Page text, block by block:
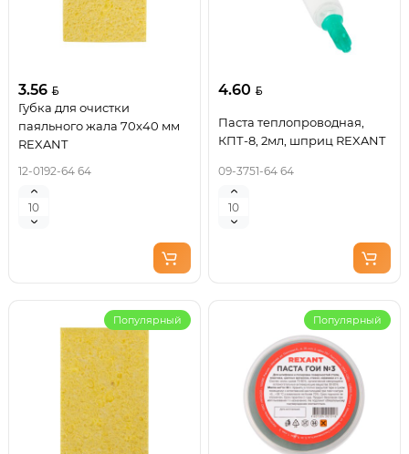
3.56
Губка для очистки
паяльного жала 70x40 мм
REXANT
12-0192-64 64
4.60
Паста теплопроводная,
КПТ-8, 2мл, шприц REXANT
09-3751-64 64
Популярный Популярный